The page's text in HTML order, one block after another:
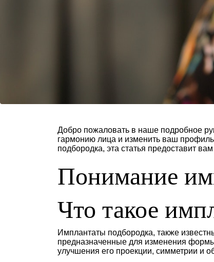
Добро пожаловать в наше подробное
гармонию лица и изменить ваш
подбородка, эта статья предоставит
Понимание
Что такое
Имплантаты подбородка, также
предназначенные для изменения
улучшения его проекции, симметрии и